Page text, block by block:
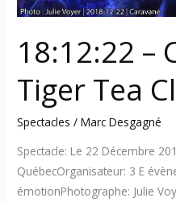
18:12:22 –
Tiger Tea
Spectacles /Marc Desgagné
Spectacle: Le 22 Décembre
QuébecOrganisateur: 3 E
émotionPhotographe: Julie